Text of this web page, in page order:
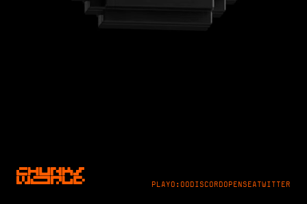
PLAY0:00DISCORDOPENSEATWITTER